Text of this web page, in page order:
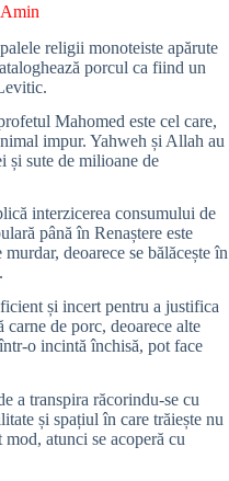
religii monoteiste apărute
porcul ca fiind un
Mahomed este cel care,
impur. Yahweh și Allah au
și sute de milioane de
interzicerea consumului de
până în Renaștere este
deoarece se bălăcește în
și incert pentru a justifica
de porc, deoarece alte
o incintă închisă, pot face
a transpira răcorindu-se cu
și spațiul în care trăiește nu
atunci se acoperă cu